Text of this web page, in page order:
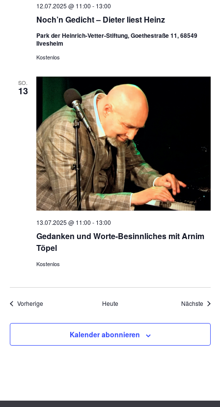
Noch’n Gedicht – Dieter liest Heinz
12.07.2025 @ 11:00 - 13:00
Park der Heinrich-Vetter-Stiftung, Goethestraße 11, 68549
Ilvesheim
Kostenlos
SO.
13
Gedanken und Worte-Besinnliches mit Arnim
Töpel
13.07.2025 @ 11:00 - 13:00
Kostenlos
VorherigeVeranstaltungen Heute Nächste
Kalender abonnieren